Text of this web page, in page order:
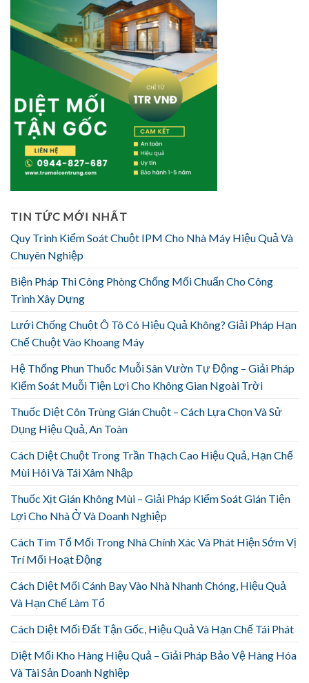
TIN TỨC MỚI NHẤT
Quy Trình Kiểm Soát Chuột IPM Cho Nhà Máy Hiệu Quả Và
Chuyên Nghiệp
Biện Pháp Thi Công Phòng Chống Mối Chuẩn Cho Công
Trình Xây Dựng
Lưới Chống Chuột Ô Tô Có Hiệu Quả Không? Giải Pháp Hạn
Chế Chuột Vào Khoang Máy
Hệ Thống Phun Thuốc Muỗi Sân Vườn Tự Động – Giải Pháp
Kiểm Soát Muỗi Tiện Lợi Cho Không Gian Ngoài Trời
Thuốc Diệt Côn Trùng Gián Chuột – Cách Lựa Chọn Và Sử
Dụng Hiệu Quả, An Toàn
Cách Diệt Chuột Trong Trần Thạch Cao Hiệu Quả, Hạn Chế
Mùi Hôi Và Tái Xâm Nhập
Thuốc Xịt Gián Không Mùi – Giải Pháp Kiểm Soát Gián Tiện
Lợi Cho Nhà Ở Và Doanh Nghiệp
Cách Tìm Tổ Mối Trong Nhà Chính Xác Và Phát Hiện Sớm Vị
Trí Mối Hoạt Động
Cách Diệt Mối Cánh Bay Vào Nhà Nhanh Chóng, Hiệu Quả
Và Hạn Chế Làm Tổ
Cách Diệt Mối Đất Tận Gốc, Hiệu Quả Và Hạn Chế Tái Phát
Diệt Mối Kho Hàng Hiệu Quả – Giải Pháp Bảo Vệ Hàng Hóa
Và Tài Sản Doanh Nghiệp